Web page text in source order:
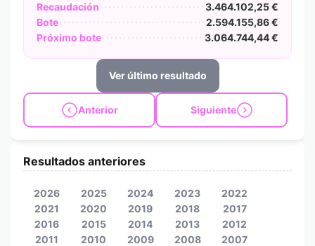
Recaudación
3.464.102,25 €
Bote
2.594.155,86 €
Próximo bote
3.064.744,44 €
Ver último resultado
Anterior Siguiente
Resultados anteriores
2026 2025 2024 2023
2022
2021
2020 2019 2018
2017
2016
2015 2014 2013
2012
2011
2010 2009 2008
2007